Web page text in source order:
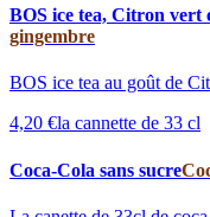
BOS ice tea, Citron vert
gingembre
BOS ice tea au goût de
4,20 €la cannette de 33 cl
Coca-Cola sans sucre